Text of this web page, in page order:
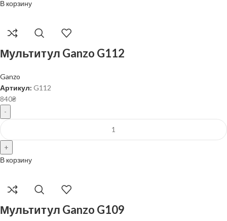
В корзину
Мультитул Ganzo G112
Ganzo
Артикул: G112
840₴
В корзину
Мультитул Ganzo G109